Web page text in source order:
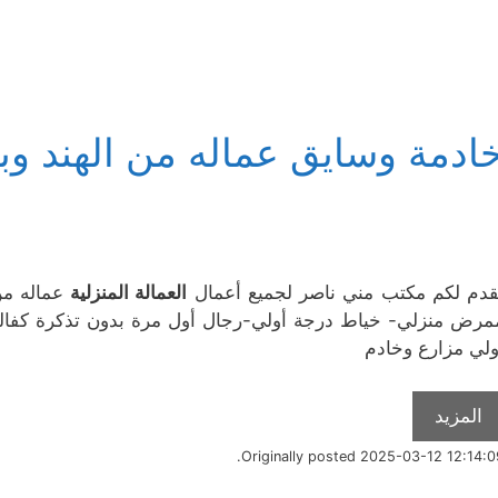
وسايق عماله من الهند
لكم مكتب مني ناصر لجميع أعمال العمالة المنزلية عماله
منزلي- خياط درجة أولي-رجال أول مرة بدون تذكرة كفالة 100 يوم يوجد
مزارع وخادم
المزيد
Originally posted 2025-03-12